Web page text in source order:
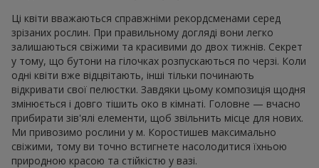
Ці квіти вважаються справжніми рекордсменами серед
зрізаних рослин. При правильному догляді вони легко
залишаються свіжими та красивими до двох тижнів. Секрет
у тому, що бутони на гілочках розпускаються по черзі. Коли
одні квіти вже відцвітають, інші тільки починають
відкривати свої пелюстки. Завдяки цьому композиція щодня
змінюється і довго тішить око в кімнаті. Головне — вчасно
прибирати зів'ялі елементи, щоб звільнить місце для нових.
Ми привозимо рослини у м. Коростишев максимально
свіжими, тому ви точно встигнете насолодитися їхньою
природною красою та стійкістю у вазі.